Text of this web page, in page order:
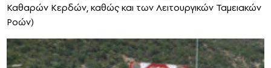
Καθαρών Κερδών, καθώς και των Λειτουργικών Ταμειακών
Ροών)